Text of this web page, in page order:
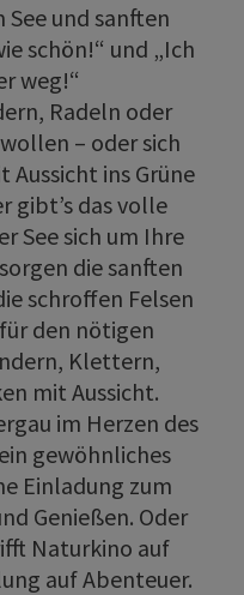
und sanften
schön!“ und „Ich
weg!“
Radeln oder
– oder sich
ins Grüne
gibt’s das volle
See sich um Ihre
die sanften
schroffen Felsen
den nötigen
Klettern,
mit Aussicht.
im Herzen des
gewöhnliches
Einladung zum
Genießen. Oder
Naturkino auf
auf Abenteuer.